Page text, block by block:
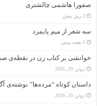
صفورا هاشمی چالشتری
2 روز پیش
سه شعر از میم پایمزد
2 هفته پیش
خوانشی بر کتاب زن در نقطه‌ی
ژوئن 29, 2026
داستان کوتاه “مرده‌ها” نوشته‌ی
ژوئن 20, 2026